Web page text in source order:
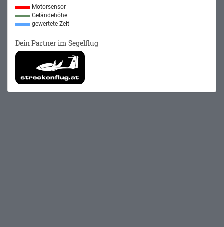
Motorsensor
Geländehöhe
gewertete Zeit
Dein Partner im Segelflug